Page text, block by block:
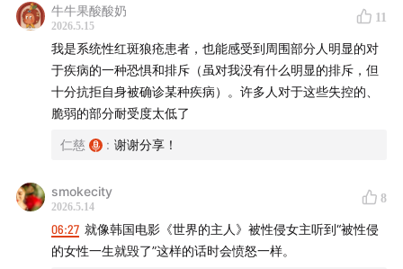
现实中是否真的可能？
How do we perceive "imperfect" bodies? In this
episode, host Renci joins friends Kong Ming and Yan
Lin to peel back the complex and subtle layers of
disability community. From the extreme fear of
"rather being dead than disabled" to the subtle
condescension of pity, these emotions mask a deep-
seated anxiety about life’s uncertainty and an
instinctive resistance to losing control. We explore
牛牛果酸酸奶
2026.5.15
11
我是系统性红斑狼疮患者，也能感受到周围部分人明显的对
于疾病的一种恐惧和排斥（虽对我没有什么明显的排斥，但
十分抗拒自身被确诊某种疾病）。许多人对于这些失控的、
脆弱的部分耐受度太低了
仁慈 : 谢谢分享！
smokecity
2026.5.14
8
06:27 就像韩国电影《世界的主人》被性侵女主听到“被性侵
的女性一生就毁了”这样的话时会愤怒一样。